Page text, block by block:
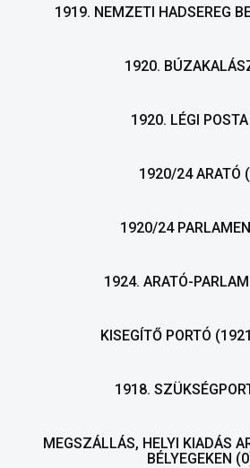
1919. NEMZETI HADSEREG
1920.
1920. LÉGI POSTA
1920/24 ARATÓ
1920/24
1924. ARATÓ-
KISEGÍTŐ PORTÓ
1918.
MEGSZÁLLÁS, HELYI KIADÁS
BÉLYEGEKEN